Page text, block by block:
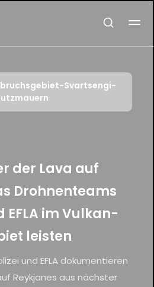
Svartsengi-
der Lava auf
Drohnenteams
EFLA im Vulkan-
leisten
und EFLA dokumentieren
Reykjanes aus nächster